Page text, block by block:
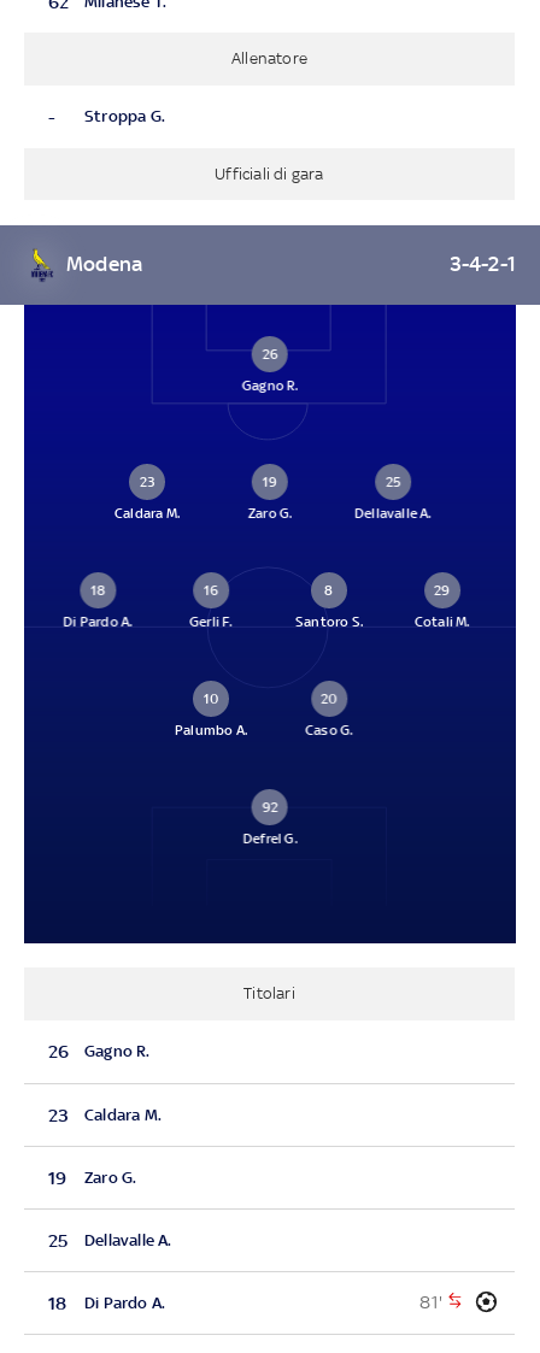
Allenatore
- Stroppa G.
Ufficiali di gara
Modena 3-4-2-1
26
Gagno R.
23
Caldara M.
19
Zaro G.
25
Dellavalle A.
18
Di Pardo A.
16
Gerli F.
8
Santoro S.
29
Cotali M.
20
Caso G.
10
Palumbo A.
92
Defrel G.
Titolari
26 Gagno R.
23 Caldara M.
19 Zaro G.
25 Dellavalle A.
18 Di Pardo A. 81'